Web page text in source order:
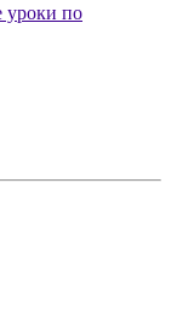
уроки по